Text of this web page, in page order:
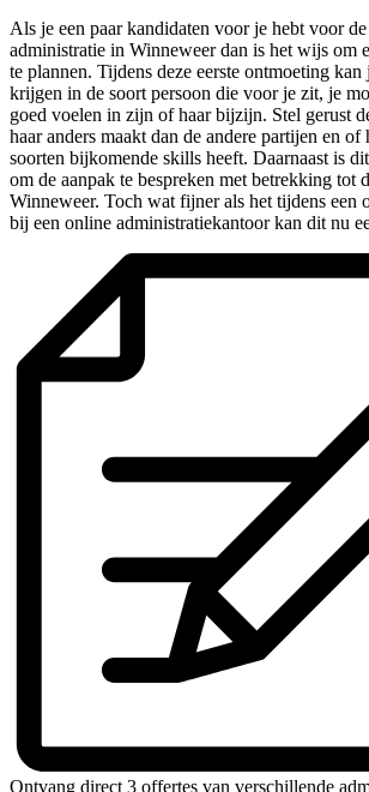
Als je een paar kandidaten voor je hebt voor
administratie in Winneweer dan is het wijs om
te plannen. Tijdens deze eerste ontmoeting kan
krijgen in de soort persoon die voor je zit, je
goed voelen in zijn of haar bijzijn. Stel gerust
haar anders maakt dan de andere partijen en
soorten bijkomende skills heeft. Daarnaast is
om de aanpak te bespreken met betrekking tot
Winneweer. Toch wat fijner als het tijdens een
bij een online administratiekantoor kan dit nu
Ontvang direct 3 offertes van verschillende